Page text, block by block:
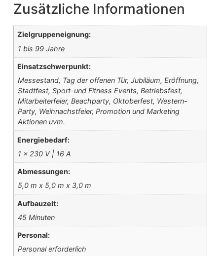
Zusätzliche Informationen
Zielgruppeneignung:
1 bis 99 Jahre
Einsatzschwerpunkt:
Messestand, Tag der offenen Tür, Jubiläum, Eröffnung,
Stadtfest, Sport-und Fitness Events, Betriebsfest,
Mitarbeiterfeier, Beachparty, Oktoberfest, Western-
Party, Weihnachstfeier, Promotion und Marketing
Aktionen uvm.
Energiebedarf:
1 x 230 V | 16 A
Abmessungen:
5,0 m x 5,0 m x 3,0 m
Aufbauzeit:
45 Minuten
Personal:
Personal erforderlich